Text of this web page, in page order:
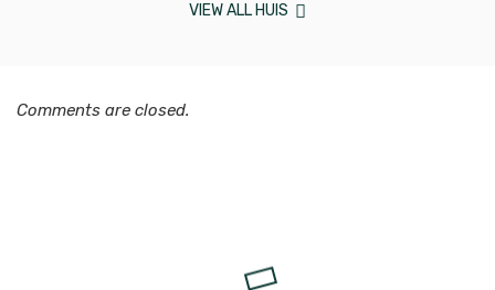
VIEW ALL HUIS
Comments are closed.